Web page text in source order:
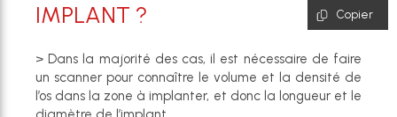
IMPLANT ?
> Dans la majorité des cas, il est nécessaire de faire
un scanner pour connaître le volume et la densité de
l’os dans la zone à implanter, et donc la longueur et le
Copier